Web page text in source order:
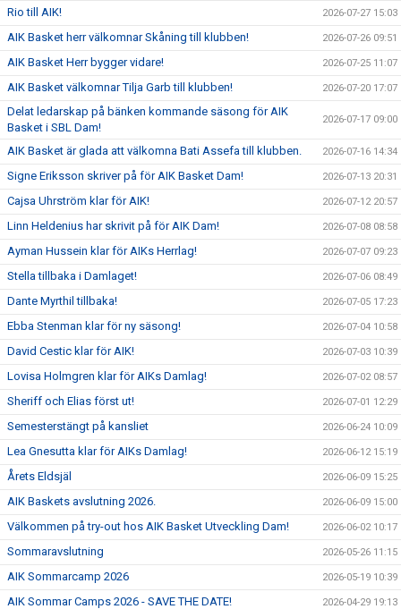
Rio till AIK! 2026-07-27 15:03
AIK Basket herr välkomnar Skåning till klubben! 2026-07-26 09:51
AIK Basket Herr bygger vidare! 2026-07-25 11:07
AIK Basket välkomnar Tilja Garb till klubben! 2026-07-20 17:07
Delat ledarskap på bänken kommande säsong för AIK
Basket i SBL Dam!
2026-07-17 09:00
AIK Basket är glada att välkomna Bati Assefa till klubben. 2026-07-16 14:34
Signe Eriksson skriver på för AIK Basket Dam! 2026-07-13 20:31
Cajsa Uhrström klar för AIK! 2026-07-12 20:57
Linn Heldenius har skrivit på för AIK Dam! 2026-07-08 08:58
Ayman Hussein klar för AIKs Herrlag! 2026-07-07 09:23
Stella tillbaka i Damlaget! 2026-07-06 08:49
Dante Myrthil tillbaka! 2026-07-05 17:23
Ebba Stenman klar för ny säsong! 2026-07-04 10:58
David Cestic klar för AIK! 2026-07-03 10:39
Lovisa Holmgren klar för AIKs Damlag! 2026-07-02 08:57
Sheriff och Elias först ut! 2026-07-01 12:29
Semesterstängt på kansliet 2026-06-24 10:09
Lea Gnesutta klar för AIKs Damlag! 2026-06-12 15:19
Årets Eldsjäl 2026-06-09 15:25
AIK Baskets avslutning 2026. 2026-06-09 15:00
Välkommen på try-out hos AIK Basket Utveckling Dam! 2026-06-02 10:17
Sommaravslutning 2026-05-26 11:15
AIK Sommarcamp 2026 2026-05-19 10:39
AIK Sommar Camps 2026 - SAVE THE DATE! 2026-04-29 19:13